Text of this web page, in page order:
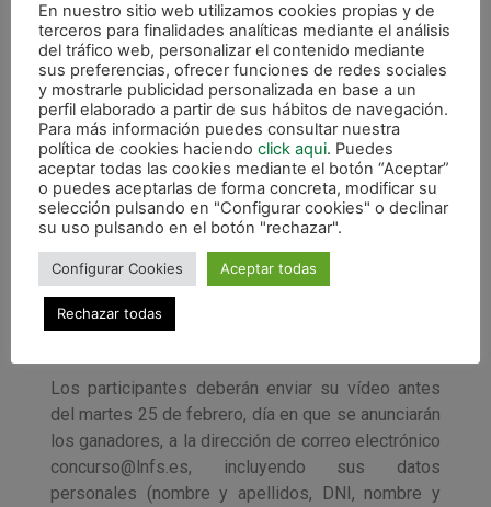
De todos los participantes serán finalmente ocho
los ganadores que disfruten de un día inolvidable
junto a las estrellas de su equipo que dispute la
Copa de España. Todos ellos recibirán una
equipación oficial del Club, compartirán junto a su
equipo favorito el día entero de Cuartos de Final y
podrán disfrutar del encuentro como si de un
Los participantes deberán enviar su vídeo antes
del martes 25 de febrero, día en que se anunciarán
los ganadores, a la dirección de correo electrónico
concurso@lnfs.es, incluyendo sus datos
personales (nombre y apellidos, DNI, nombre y
En nuestro sitio web utilizamos cookies propias y de
terceros para finalidades analíticas mediante el análisis
del tráfico web, personalizar el contenido mediante
sus preferencias, ofrecer funciones de redes sociales
y mostrarle publicidad personalizada en base a un
perfil elaborado a partir de sus hábitos de navegación.
Para más información puedes consultar nuestra
política de cookies haciendo click aqui. Puedes
aceptar todas las cookies mediante el botón “Aceptar”
o puedes aceptarlas de forma concreta, modificar su
selección pulsando en "Configurar cookies" o declinar
su uso pulsando en el botón "rechazar".
Configurar Cookies Aceptar todas
Rechazar todas